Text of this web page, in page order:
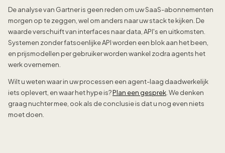
De analyse van Gartner is geen reden om uw SaaS-abonnementen
morgen op te zeggen, wel om anders naar uw stack te kijken. De
waarde verschuift van interfaces naar data, API's en uitkomsten.
Systemen zonder fatsoenlijke API worden een blok aan het been,
en prijsmodellen per gebruiker worden wankel zodra agents het
werk overnemen.
Wilt u weten waar in uw processen een agent-laag daadwerkelijk
iets oplevert, en waar het hype is?Plan een gesprek . We denken
graag nuchter mee, ook als de conclusie is dat u nog even niets
moet doen.